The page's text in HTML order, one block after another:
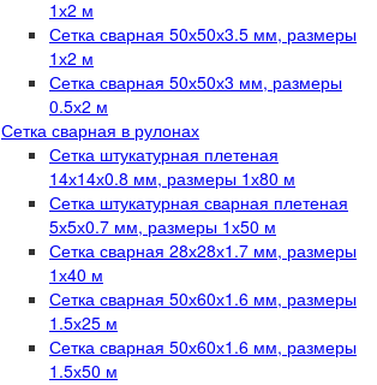
1х2 м
Сетка сварная 50х50х3.5 мм, размеры
1х2 м
Сетка сварная 50х50х3 мм, размеры
0.5х2 м
Сетка сварная в рулонах
Сетка штукатурная плетеная
14х14х0.8 мм, размеры 1х80 м
Сетка штукатурная сварная плетеная
5х5х0.7 мм, размеры 1х50 м
Сетка сварная 28х28х1.7 мм, размеры
1х40 м
Сетка сварная 50х60х1.6 мм, размеры
1.5х25 м
Сетка сварная 50х60х1.6 мм, размеры
1.5х50 м